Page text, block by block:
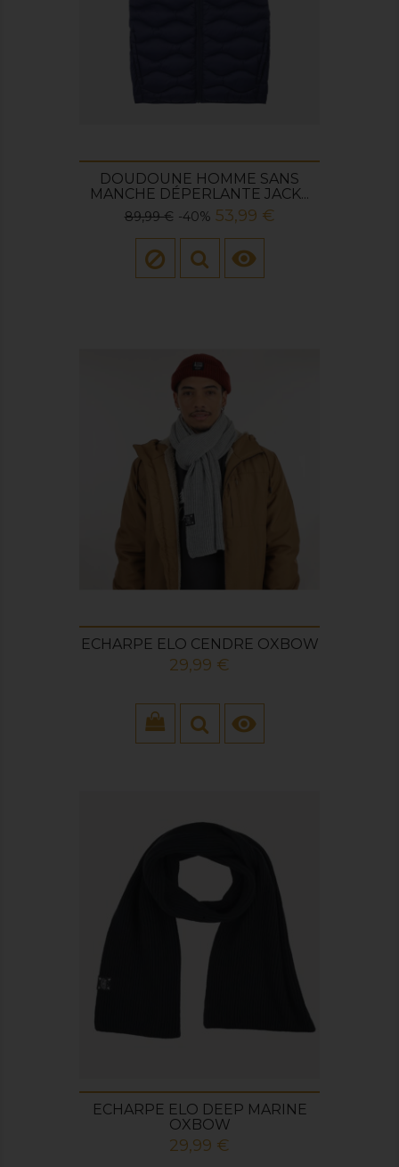
DOUDOUNE HOMME SANS
MANCHE DÉPERLANTE JACK...
Prix
base
89,99 € -40% Prix
53,99 €

ECHARPE ELO CENDRE OXBOW
Prix
29,99 €

ECHARPE ELO DEEP MARINE
OXBOW
Prix
29,99 €